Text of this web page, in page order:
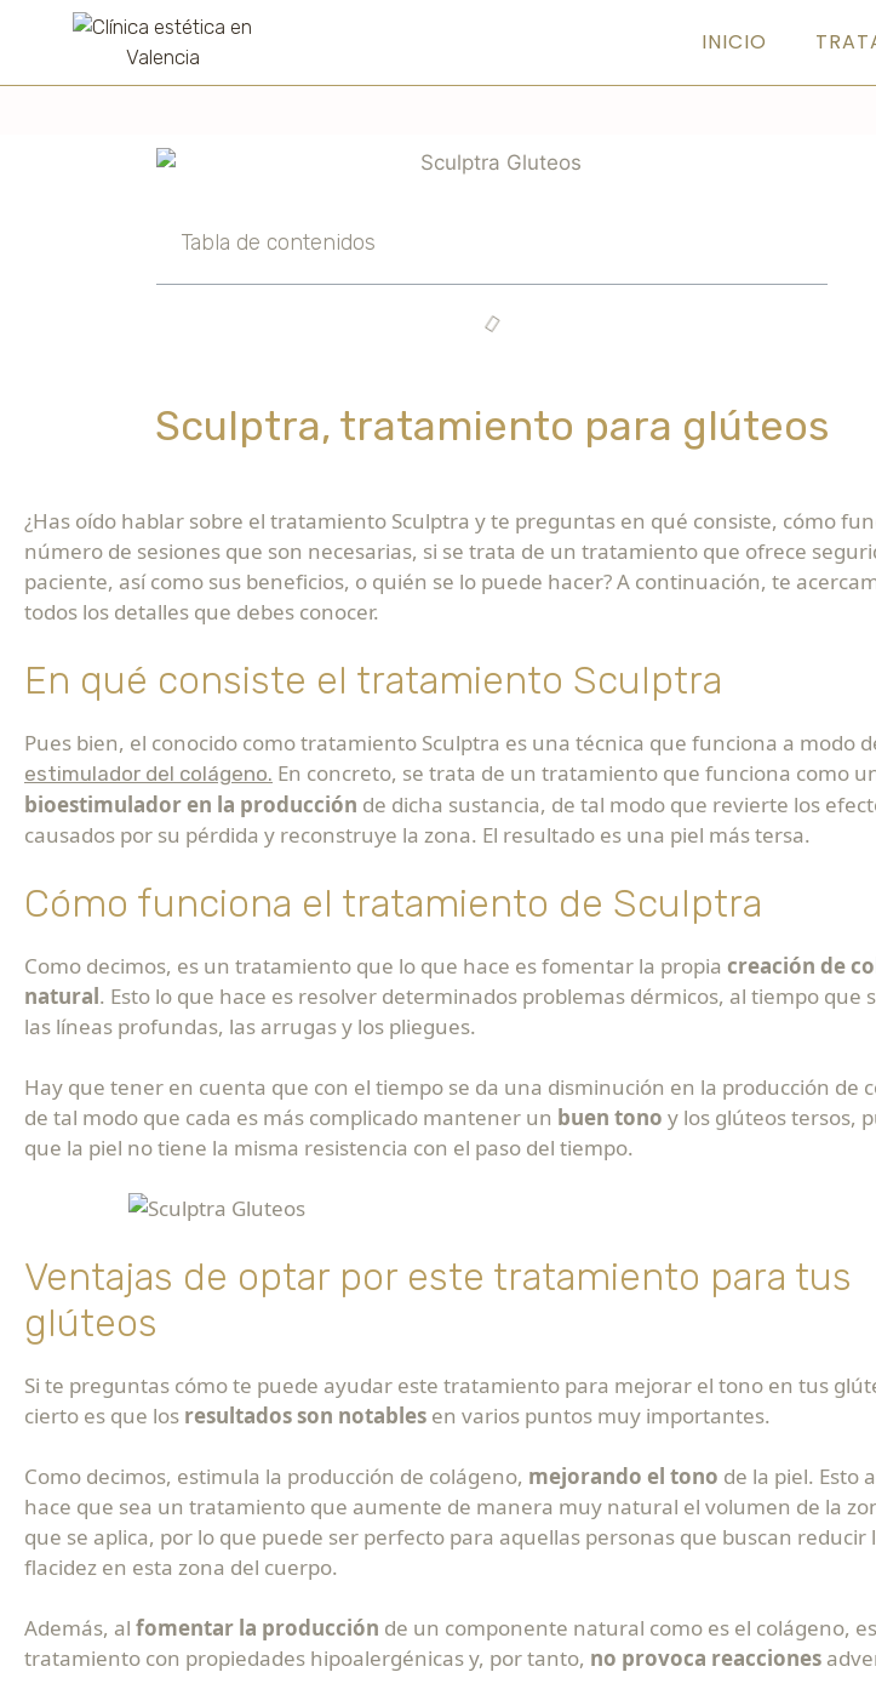
INICIO
Tabla de contenidos
Sculptra, tratamiento para glúteos
¿Has oído hablar sobre el tratamiento Sculptra y te preguntas en qué consiste, cómo
número de sesiones que son necesarias, si se trata de un tratamiento que ofrece
paciente, así como sus beneficios, o quién se lo puede hacer? A continuación, te
todos los detalles que debes conocer.
En qué consiste el tratamiento Sculptra
Pues bien, el conocido como tratamiento Sculptra es una técnica que funciona a modo
estimulador del colágeno. En concreto, se trata de un tratamiento que funciona como
bioestimulador en la producción de dicha sustancia, de tal modo que revierte los
causados por su pérdida y reconstruye la zona. El resultado es una piel más tersa.
Cómo funciona el tratamiento de Sculptra
Como decimos, es un tratamiento que lo que hace es fomentar la propia creación de
natural. Esto lo que hace es resolver determinados problemas dérmicos, al tiempo que
las líneas profundas, las arrugas y los pliegues.
Hay que tener en cuenta que con el tiempo se da una disminución en la producción de
de tal modo que cada es más complicado mantener un buen tono y los glúteos tersos,
que la piel no tiene la misma resistencia con el paso del tiempo.
Ventajas de optar por este tratamiento para tus
glúteos
Si te preguntas cómo te puede ayudar este tratamiento para mejorar el tono en tus
cierto es que los resultados son notables en varios puntos muy importantes.
Como decimos, estimula la producción de colágeno, mejorando el tono de la piel. Esto
hace que sea un tratamiento que aumente de manera muy natural el volumen de la
que se aplica, por lo que puede ser perfecto para aquellas personas que buscan reducir
flacidez en esta zona del cuerpo.
Además, al fomentar la producción de un componente natural como es el colágeno,
tratamiento con propiedades hipoalergénicas y, por tanto, no provoca reacciones